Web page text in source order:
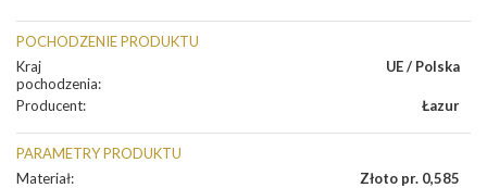
POCHODZENIE PRODUKTU
Kraj
pochodzenia:
UE / Polska
Producent: Łazur
PARAMETRY PRODUKTU
Materiał:
Złoto pr. 0,585